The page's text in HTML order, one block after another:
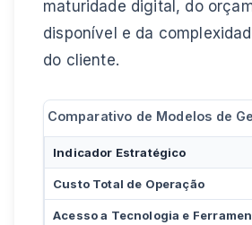
maturidade digital, do
disponível e da
do cliente.
Comparativo de Modelos de
Indicador Estratégico
Custo Total de Operação
Acesso a Tecnologia e